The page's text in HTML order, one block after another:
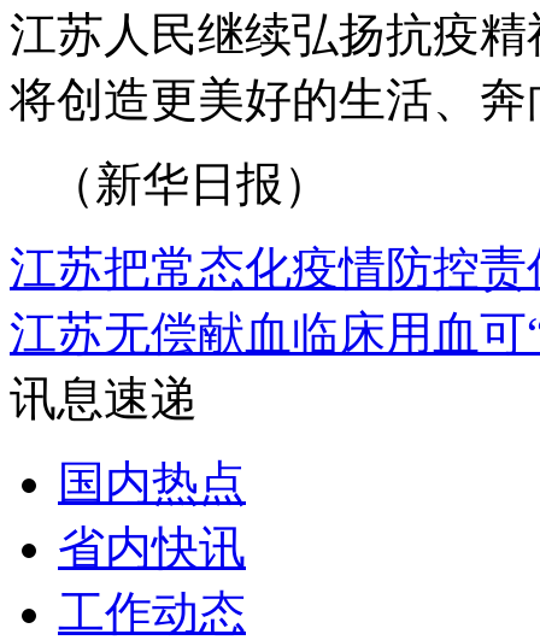
江苏人民继续弘扬抗疫
将创造更美好的生活、
（新华日报）
江苏把常态化疫情防控
江苏无偿献血临床用血可
讯息速递
国内热点
省内快讯
工作动态